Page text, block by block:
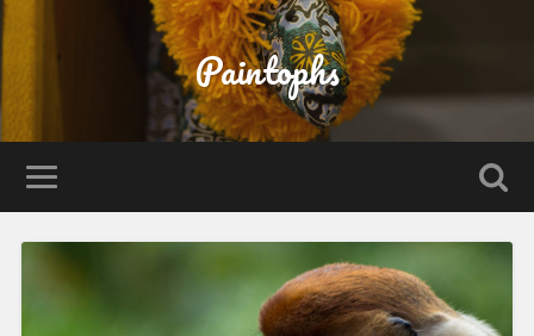
Paintophs